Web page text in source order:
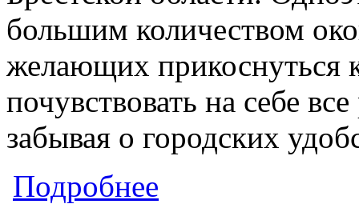
большим количеством
желающих прикоснуться
почувствовать на себе
забывая о городских
Подробнее